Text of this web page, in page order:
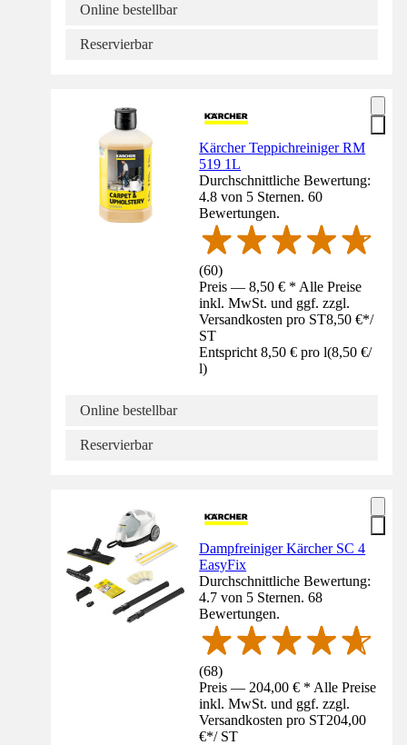
Online bestellbar
Reservierbar
Kärcher Teppichreiniger RM
519 1L
Durchschnittliche Bewertung:
4.8 von 5 Sternen. 60
Bewertungen.
(60)
Preis — 8,50 € * Alle Preise
inkl. MwSt. und ggf. zzgl.
Versandkosten pro ST8,50 €*/
ST
Entspricht 8,50 € pro l(8,50 €/
l)
Online bestellbar
Reservierbar
Dampfreiniger Kärcher SC 4
EasyFix
Durchschnittliche Bewertung:
4.7 von 5 Sternen. 68
Bewertungen.
(68)
Preis — 204,00 € * Alle Preise
inkl. MwSt. und ggf. zzgl.
Versandkosten pro ST204,00
€*/ ST